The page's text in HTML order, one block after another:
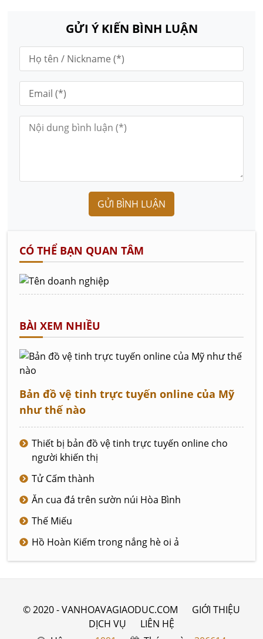
GỬI Ý KIẾN BÌNH LUẬN
GỬI BÌNH LUẬN
CÓ THỂ BẠN QUAN TÂM
BÀI XEM NHIỀU
Bản đồ vệ tinh trực tuyến online của Mỹ
như thế nào
Thiết bị bản đồ vệ tinh trực tuyến online cho
người khiến thị
Tử Cấm thành
Ăn cua đá trên sườn núi Hòa Bình
Thế Miếu
Hồ Hoàn Kiếm trong nắng hè oi ả
© 2020 - VANHOAVAGIAODUC.COM
GIỚI THIỆU
DỊCH VỤ
LIÊN HỆ